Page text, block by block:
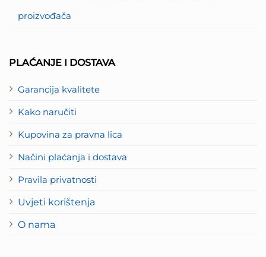
proizvođača
PLAĆANJE I DOSTAVA
Garancija kvalitete
Kako naručiti
Kupovina za pravna lica
Načini plaćanja i dostava
Pravila privatnosti
Uvjeti korištenja
O nama